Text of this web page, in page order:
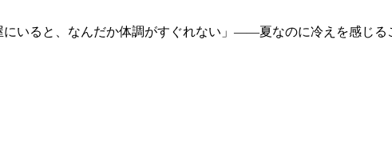
いると、なんだか体調がすぐれない」――夏なのに冷えを感じ